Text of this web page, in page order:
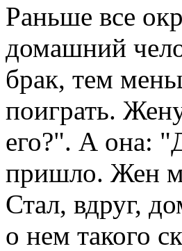
Раньше все
домашний
брак, тем
поиграть.
его?". А она:
пришло. Жен
Стал, вдруг,
о нем такого